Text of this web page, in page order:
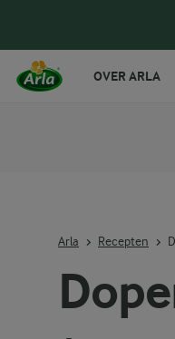
Arla Recepten
OVER ARLA